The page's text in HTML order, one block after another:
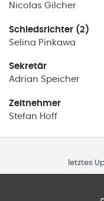
Nicolas Gilcher
Schiedsrichter (2)
Selina Pinkawa
Sekretär
Adrian Speicher
Zeitnehmer
Stefan Hoff
letztes